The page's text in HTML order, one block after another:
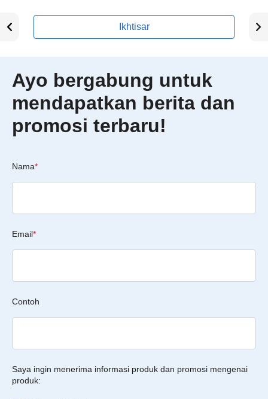
Ikhtisar
Ayo bergabung untuk
mendapatkan berita dan
promosi terbaru!
Nama*
Email*
Contoh
Saya ingin menerima informasi produk dan promosi mengenai
produk: